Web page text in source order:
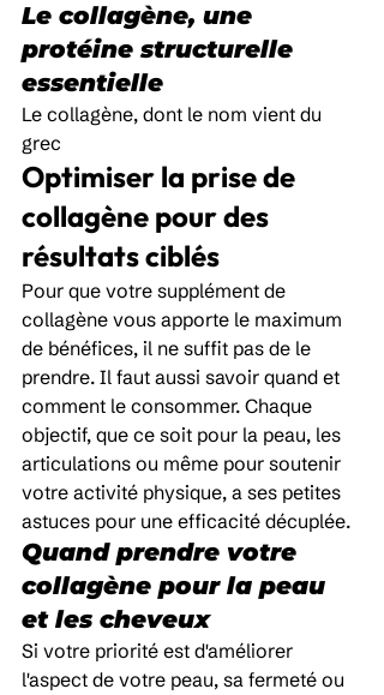
Le collagène, une
protéine structurelle
essentielle
Le collagène, dont le nom vient du
grec
Optimiser la prise de
collagène pour des
résultats ciblés
Pour que votre supplément de
collagène vous apporte le maximum
de bénéfices, il ne suffit pas de le
prendre. Il faut aussi savoir quand et
comment le consommer. Chaque
objectif, que ce soit pour la peau, les
articulations ou même pour soutenir
votre activité physique, a ses petites
astuces pour une efficacité décuplée.
Quand prendre votre
collagène pour la peau
et les cheveux
Si votre priorité est d'améliorer
l'aspect de votre peau, sa fermeté ou